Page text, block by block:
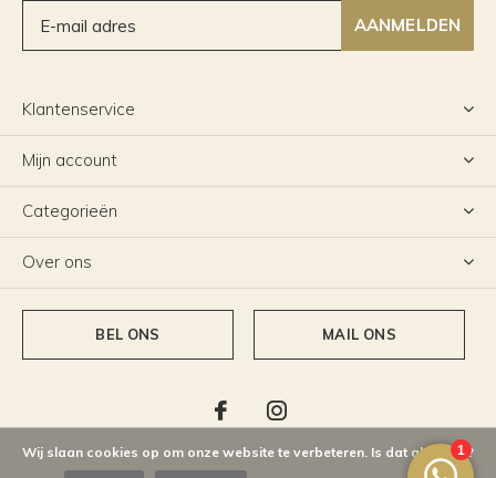
AANMELDEN
Klantenservice
Mijn account
Categorieën
Over ons
BEL ONS MAIL ONS
Wij slaan cookies op om onze website te verbeteren. Is dat akkoord?